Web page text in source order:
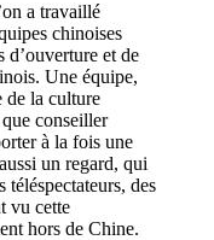
a travaillé
chinoises
d’ouverture et de
Une équipe,
de la culture
conseiller
à la fois une
un regard, qui
des
vu cette
hors de Chine.